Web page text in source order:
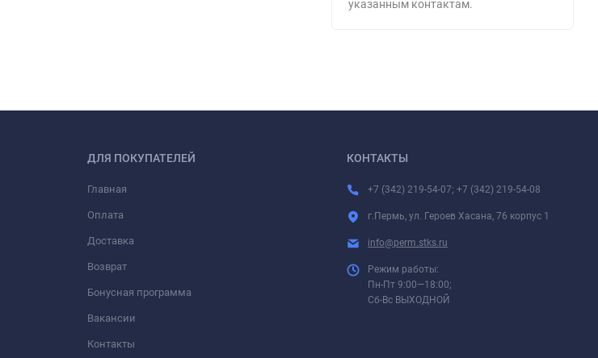
указанным контактам.
ДЛЯ ПОКУПАТЕЛЕЙ
Главная
Оплата
Доставка
Возврат
Бонусная программа
Вакансии
Контакты
КОНТАКТЫ
+7 (342) 219-54-07; +7 (342) 219-54-08
г.Пермь, ул. Героев Хасана, 76 корпус 1
info@perm.stks.ru
Режим работы:
Пн-Пт 9:00—18:00;
Сб-Вс ВЫХОДНОЙ